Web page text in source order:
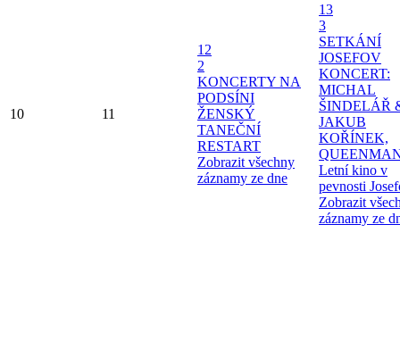
10 11
12
2
KONCERTY NA
PODSÍNI
ŽENSKÝ
TANEČNÍ
RESTART
Zobrazit všechny
záznamy ze dne
13
3
SETKÁNÍ
JOSEFOV
KONCERT:
MICHAL
ŠINDELÁŘ
JAKUB
KOŘÍNEK,
Letní kino v
pevnosti
Zobrazit
záznamy ze